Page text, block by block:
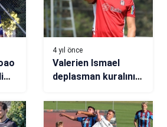
4 yıl önce
Valerien Ismael
deplasman kuralını